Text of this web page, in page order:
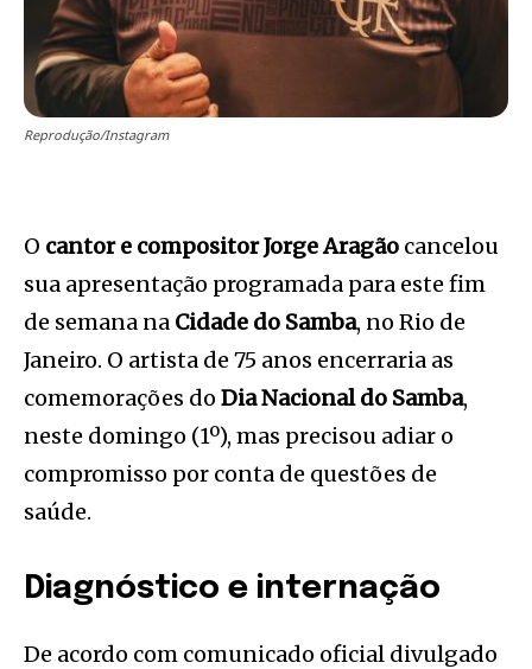
Reprodução/Instagram
O cantor e compositor Jorge Aragão cancelou
sua apresentação programada para este fim
de semana na Cidade do Samba, no Rio de
Janeiro. O artista de 75 anos encerraria as
comemorações do Dia Nacional do Samba,
neste domingo (1º), mas precisou adiar o
compromisso por conta de questões de
saúde.
Diagnóstico e internação
De acordo com comunicado oficial divulgado